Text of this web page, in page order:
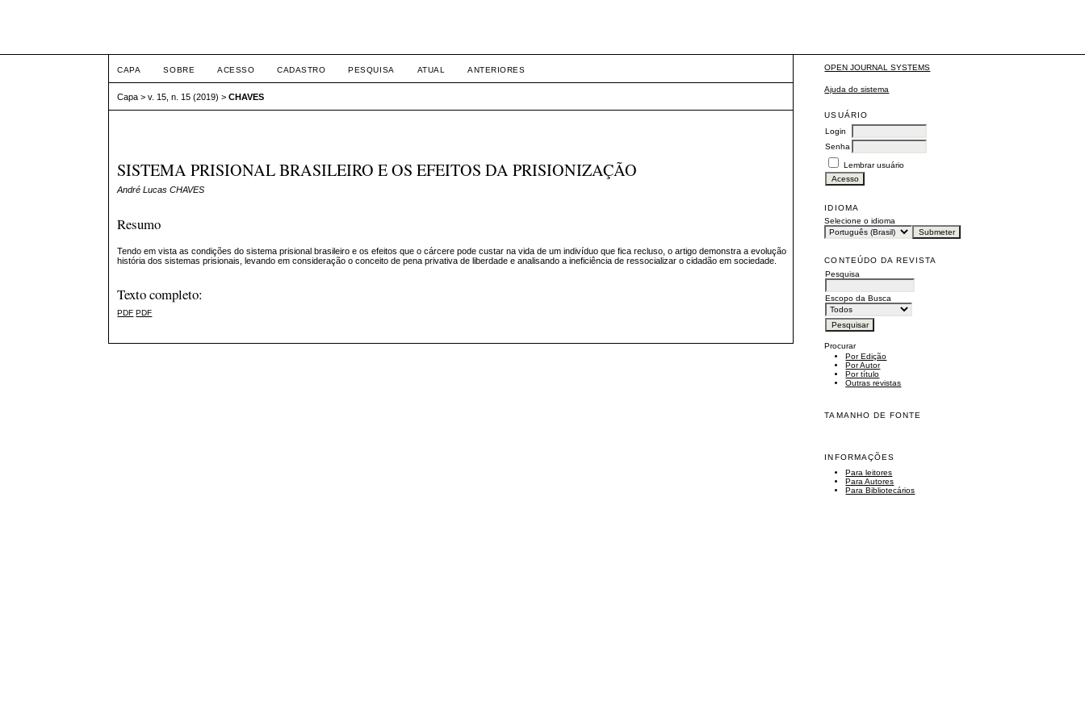
OPEN JOURNAL SYSTEMS
Ajuda do sistema
USUÁRIO
Login
Senha
Lembrar usuário
IDIOMA
Selecione o idioma
CONTEÚDO DA REVISTA
Pesquisa
Escopo da Busca
Procurar
Por Edição
Por Autor
Por título
Outras revistas
TAMANHO DE FONTE
INFORMAÇÕES
Para leitores
Para Autores
Para Bibliotecários
CAPA SOBRE ACESSO CADASTRO PESQUISA ATUAL ANTERIORES
Capa >v. 15, n. 15 (2019) >CHAVES
SISTEMA PRISIONAL BRASILEIRO E OS EFEITOS DA PRISIONIZAÇÃO
André Lucas CHAVES
Resumo
Tendo em vista as condições do sistema prisional brasileiro e os efeitos que o cárcere pode custar na vida de um indivíduo que fica recluso, o artigo demonstra a evolução
história dos sistemas prisionais, levando em consideração o conceito de pena privativa de liberdade e analisando a ineficiência de ressocializar o cidadão em sociedade.
Texto completo:
PDF PDF